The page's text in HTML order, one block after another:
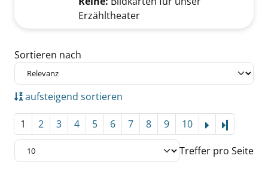
Erzähltheater
Zu den Suchfiltern springen
Sortieren nach
aufsteigend sortieren
1 2 3 4 5 6 7 8 9 10
Treffer pro Seite